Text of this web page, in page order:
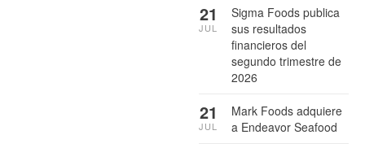
Sigma Foods publica
sus resultados
financieros del
segundo trimestre de
2026
21
JUL
Mark Foods adquiere
a Endeavor Seafood
21
JUL